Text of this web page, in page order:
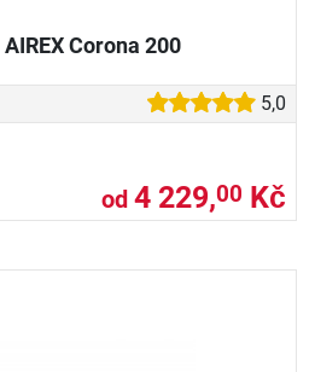
Corona 200
5,0
od 4 229,00 Kč